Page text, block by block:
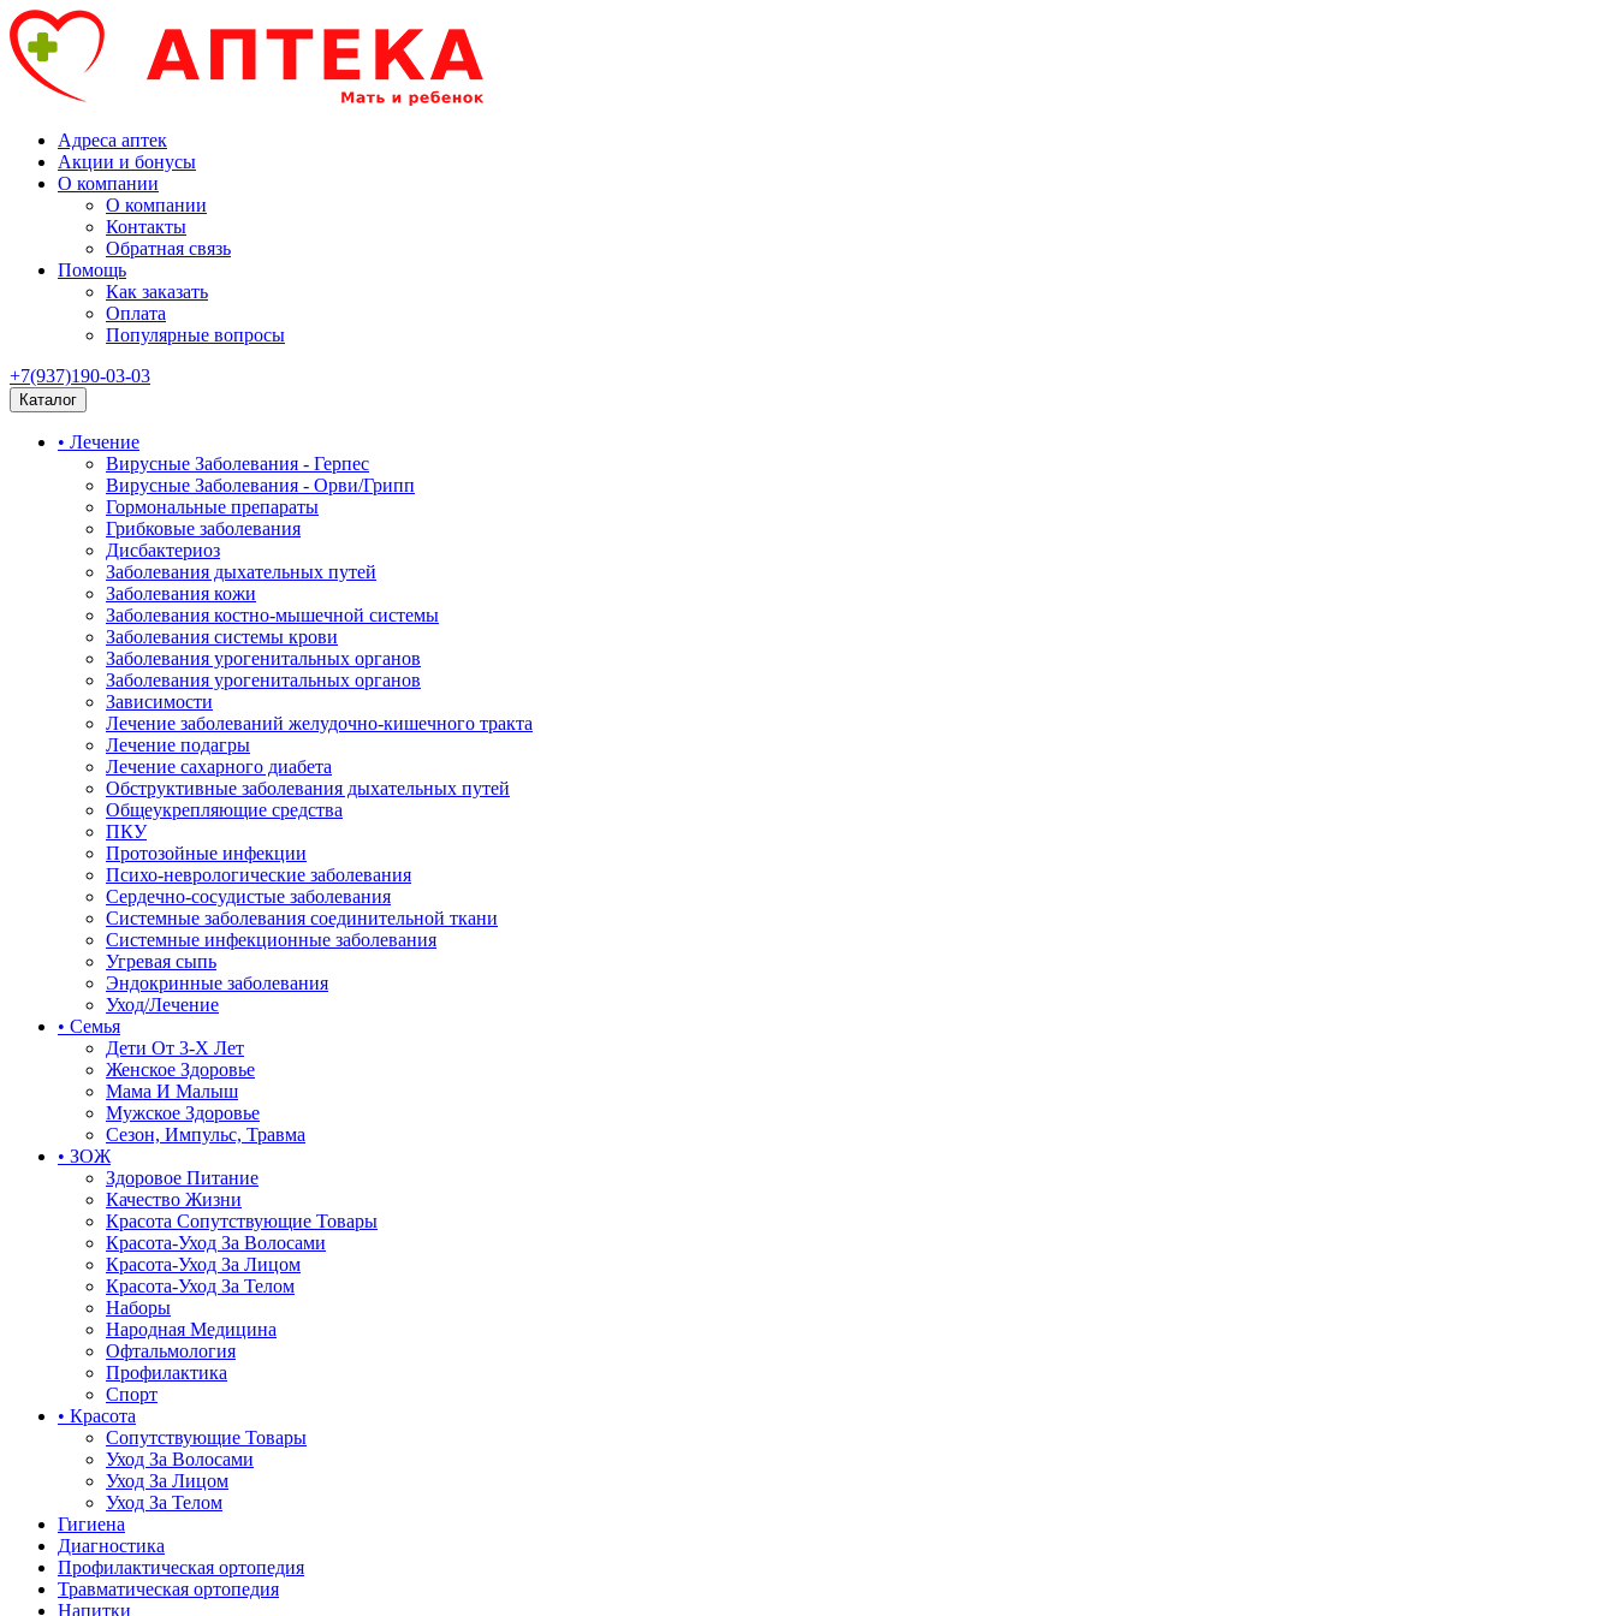
Адреса аптек
Акции и бонусы
О компании
О компании
Контакты
Обратная связь
Помощь
Как заказать
Оплата
Популярные вопросы
+7(937)190-03-03
Каталог
• Лечение
Вирусные Заболевания - Герпес
Вирусные Заболевания - Орви/Грипп
Гормональные препараты
Грибковые заболевания
Дисбактериоз
Заболевания дыхательных путей
Заболевания кожи
Заболевания костно-мышечной системы
Заболевания системы крови
Заболевания урогенитальных органов
Заболевания урогенитальных органов
Зависимости
Лечение заболеваний желудочно-кишечного тракта
Лечение подагры
Лечение сахарного диабета
Обструктивные заболевания дыхательных путей
Общеукрепляющие средства
ПКУ
Протозойные инфекции
Психо-неврологические заболевания
Сердечно-сосудистые заболевания
Системные заболевания соединительной ткани
Системные инфекционные заболевания
Угревая сыпь
Эндокринные заболевания
Уход/Лечение
• Семья
Дети От 3-Х Лет
Женское Здоровье
Мама И Малыш
Мужское Здоровье
Сезон, Импульс, Травма
• ЗОЖ
Здоровое Питание
Качество Жизни
Красота Сопутствующие Товары
Красота-Уход За Волосами
Красота-Уход За Лицом
Красота-Уход За Телом
Наборы
Народная Медицина
Офтальмология
Профилактика
Спорт
• Красота
Сопутствующие Товары
Уход За Волосами
Уход За Лицом
Уход За Телом
Гигиена
Диагностика
Профилактическая ортопедия
Травматическая ортопедия
Напитки